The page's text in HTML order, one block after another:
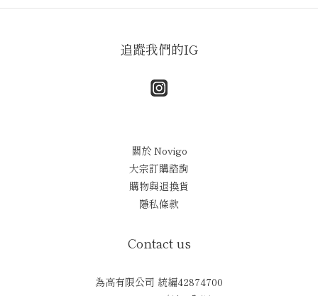
追蹤我們的IG
關於 Novigo
大宗訂購諮詢
購物與退換貨
隱私條款
Contact us
為高有限公司 統編42874700